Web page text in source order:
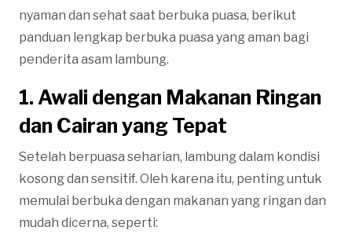
nyaman dan sehat saat berbuka puasa, berikut
panduan lengkap berbuka puasa yang aman bagi
penderita asam lambung.
1. Awali dengan Makanan Ringan
dan Cairan yang Tepat
Setelah berpuasa seharian, lambung dalam kondisi
kosong dan sensitif. Oleh karena itu, penting untuk
memulai berbuka dengan makanan yang ringan dan
mudah dicerna, seperti: